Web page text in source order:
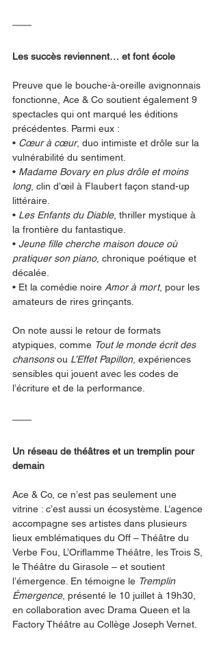
Les succès reviennent… et font école
Preuve que le bouche-à-oreille avignonnais
fonctionne, Ace & Co soutient également 9
spectacles qui ont marqué les éditions
précédentes. Parmi eux :
• Cœur à cœur, duo intimiste et drôle sur la
vulnérabilité du sentiment.
• Madame Bovary en plus drôle et moins
long, clin d’œil à Flaubert façon stand-up
littéraire.
• Les Enfants du Diable, thriller mystique à
la frontière du fantastique.
• Jeune fille cherche maison douce où
pratiquer son piano, chronique poétique et
décalée.
• Et la comédie noire Amor à mort, pour les
amateurs de rires grinçants.
On note aussi le retour de formats
atypiques, comme Tout le monde écrit des
chansons ou L’Effet Papillon, expériences
sensibles qui jouent avec les codes de
l’écriture et de la performance.
Un réseau de théâtres et un tremplin pour
demain
Ace & Co, ce n’est pas seulement une
vitrine : c’est aussi un écosystème. L’agence
accompagne ses artistes dans plusieurs
lieux emblématiques du Off – Théâtre du
Verbe Fou, L’Oriflamme Théâtre, les Trois S,
le Théâtre du Girasole – et soutient
l’émergence. En témoigne le Tremplin
Émergence, présenté le 10 juillet à 19h30,
en collaboration avec Drama Queen et la
Factory Théâtre au Collège Joseph Vernet.